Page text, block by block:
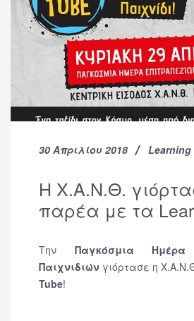
30 Απριλίου 2018 Learning
H Χ.Α.Ν.Θ.
παρέα με τα
Την Παγκόσμια Ημέρα
Παιχνιδιών γιόρτασε η
Tube!